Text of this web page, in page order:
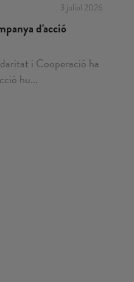
3 juliol 2026
d'acció
i Cooperació ha
hu...